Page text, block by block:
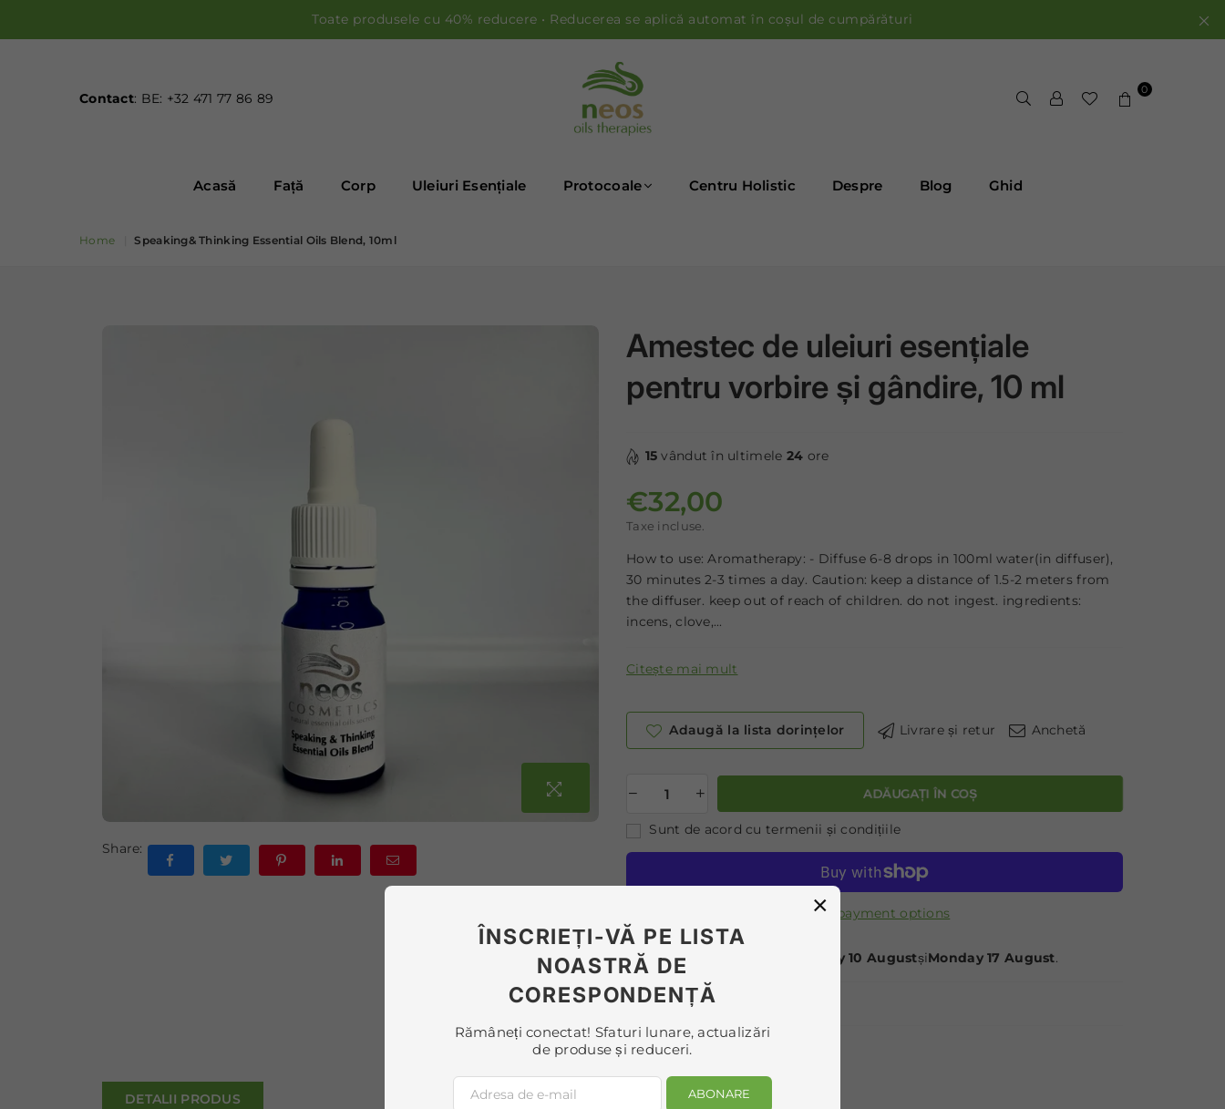
ÎNSCRIEȚI-VĂ PE LISTA
NOASTRĂ DE
CORESPONDENȚĂ
Rămâneți conectat! Sfaturi lunare, actualizări
de produse și reduceri.
ABONARE
×
Toate produsele cu 40% reducere • Reducerea se aplică automat în coșul de cumpărături
Contact: BE: +32 471 77 86 89
0
Acasă Față Corp Uleiuri Esențiale Protocoale Centru Holistic Despre Blog Ghid
Home Speaking& Thinking Essential Oils Blend, 10ml
Share:
Amestec de uleiuri esențiale
pentru vorbire și gândire, 10 ml
15 vândut în ultimele 24 ore
Preț normal
€32,00
Taxe incluse.
How to use: Aromatherapy: - Diffuse 6-8 drops in 100ml water(in diffuser),
30 minutes 2-3 times a day. Caution: keep a distance of 1.5-2 meters from
the diffuser. keep out of reach of children. do not ingest. ingredients:
incens, clove,...
Citește mai mult
Adaugă la lista dorințelor Livrare și retur Anchetă
ADĂUGAȚI ÎN COȘ
Sunt de acord cu termenii și condițiile
More payment options
Livrare estimată între Monday 10 AugustșiMonday 17 August.
Tip: Sănătate și frumusețe
DETALII PRODUS